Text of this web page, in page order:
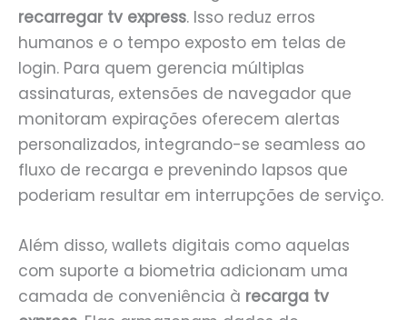
recarregar tv express. Isso reduz erros
humanos e o tempo exposto em telas de
login. Para quem gerencia múltiplas
assinaturas, extensões de navegador que
monitoram expirações oferecem alertas
personalizados, integrando-se seamless ao
fluxo de recarga e prevenindo lapsos que
poderiam resultar em interrupções de serviço.
Além disso, wallets digitais como aquelas
com suporte a biometria adicionam uma
camada de conveniência à recarga tv